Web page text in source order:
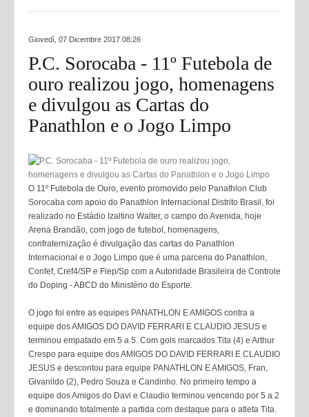
Giovedì, 07 Dicembre 2017 08:26
P.C. Sorocaba - 11º Futebola de
ouro realizou jogo, homenagens
e divulgou as Cartas do
Panathlon e o Jogo Limpo
O 11º Futebola de Ouro, evento promovido pelo Panathlon Club
Sorocaba com apoio do Panathlon Internacional Distrito Brasil, foi
realizado no Estádio Izaltino Walter, o campo do Avenida, hoje
Arena Brandão, com jogo de futebol, homenagens,
confraternização é divulgação das cartas do Panathlon
Internacional e o Jogo Limpo que é uma parceria do Panathlon,
Confef, Cref4/SP e Fiep/Sp com a Autoridade Brasileira de Controle
do Doping - ABCD do Ministério do Esporte.
O jogo foi entre as equipes PANATHLON E AMIGOS contra a
equipe dos AMIGOS DO DAVID FERRARI E CLAUDIO JESUS e
terminou empatado em 5 a 5. Com gols marcados Tita (4) e Arthur
Crespo para equipe dos AMIGOS DO DAVID FERRARI E CLAUDIO
JESUS e descontou para equipe PANATHLON E AMIGOS, Fran,
Givanildo (2), Pedro Souza e Candinho. No primeiro tempo a
equipe dos Amigos do Davi e Claudio terminou vencendo por 5 a 2
e dominando totalmente a partida com destaque para o atleta Tita.